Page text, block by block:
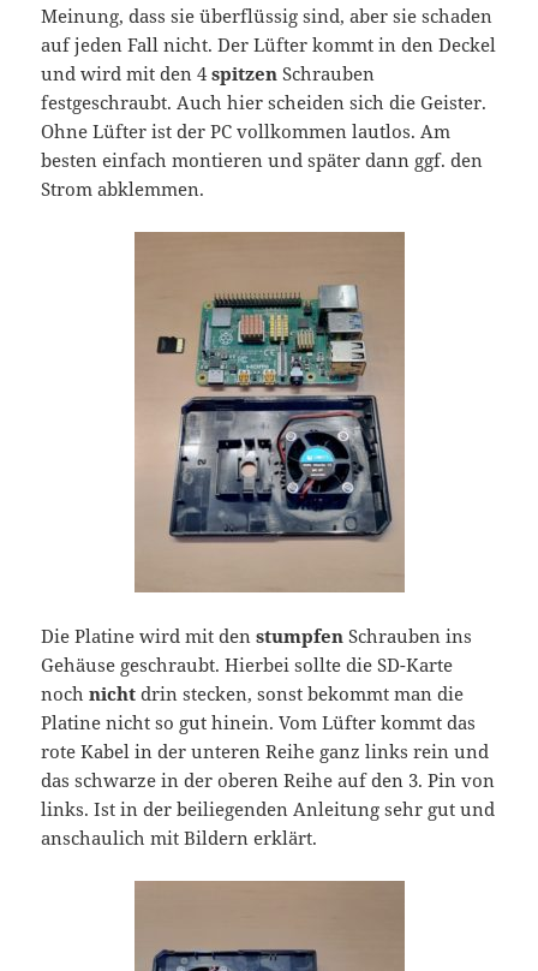
Meinung, dass sie überflüssig sind, aber sie schaden
auf jeden Fall nicht. Der Lüfter kommt in den Deckel
und wird mit den 4spitzen Schrauben
festgeschraubt. Auch hier scheiden sich die Geister.
Ohne Lüfter ist der PC vollkommen lautlos. Am
besten einfach montieren und später dann ggf. den
Strom abklemmen.
Die Platine wird mit denstumpfen Schrauben ins
Gehäuse geschraubt. Hierbei sollte die SD-Karte
nochnicht drin stecken, sonst bekommt man die
Platine nicht so gut hinein. Vom Lüfter kommt das
rote Kabel in der unteren Reihe ganz links rein und
das schwarze in der oberen Reihe auf den 3. Pin von
links. Ist in der beiliegenden Anleitung sehr gut und
anschaulich mit Bildern erklärt.